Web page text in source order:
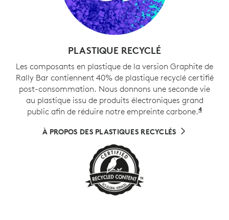
PLASTIQUE RECYCLÉ
Les composants en plastique de la version Graphite de
Rally Bar contiennent 40% de plastique recyclé certifié
post-consommation. Nous donnons une seconde vie
au plastique issu de produits électroniques grand
public afin de réduire notre empreinte carbone.4Hors
À PROPOS DES PLASTIQUES RECYCLÉS